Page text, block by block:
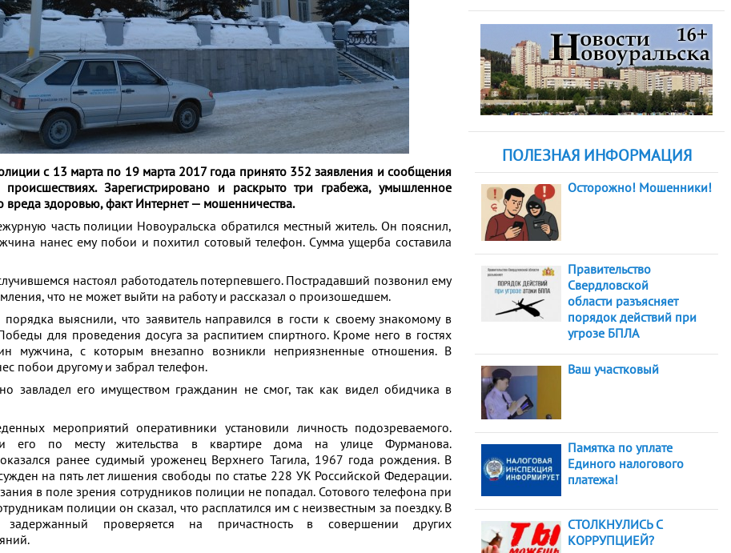
с 13 марта по 19 марта 2017 года принято 352 заявления и сообщения
. Зарегистрировано и раскрыто три грабежа, умышленное
вреда здоровью, факт Интернет — мошенничества.
часть полиции Новоуральска обратился местный житель. Он пояснил,
нанес ему побои и похитил сотовый телефон. Сумма ущерба составила
настоял работодатель потерпевшего. Пострадавший позвонил ему
что не может выйти на работу и рассказал о произошедшем.
выяснили, что заявитель направился в гости к своему знакомому в
для проведения досуга за распитием спиртного. Кроме него в гостях
мужчина, с которым внезапно возникли неприязненные отношения. В
побои другому и забрал телефон.
завладел его имуществом гражданин не смог, так как видел обидчика в
мероприятий оперативники установили личность подозреваемого.
его по месту жительства в квартире дома на улице Фурманова.
ранее судимый уроженец Верхнего Тагила, 1967 года рождения. В
на пять лет лишения свободы по статье 228 УК Российской Федерации.
в поле зрения сотрудников полиции не попадал. Сотового телефона при
полиции он сказал, что расплатился им с неизвестным за поездку. В
задержанный проверяется на причастность в совершении других
ПОЛЕЗНАЯ ИНФОРМАЦИЯ
Осторожно! Мошенники!
Правительство
Свердловской
области разъясняет
порядок действий при
угрозе БПЛА
Ваш участковый
Памятка по уплате
Единого налогового
платежа!
СТОЛКНУЛИСЬ С
КОРРУПЦИЕЙ?